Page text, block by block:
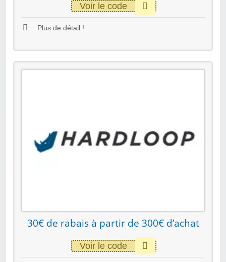
Voir le code
Plus de détail !
30€ de rabais à partir de 300€ d’achat
Voir le code